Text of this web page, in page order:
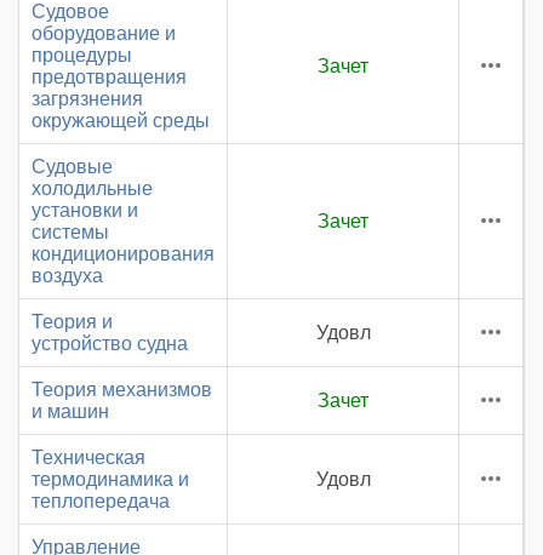
Судовое
оборудование и
процедуры
предотвращения
загрязнения
окружающей среды
Зачет
Судовые
холодильные
установки и
системы
кондиционирования
воздуха
Зачет
Теория и
устройство судна
Удовл
Теория механизмов
и машин
Зачет
Техническая
термодинамика и
теплопередача
Удовл
Управление